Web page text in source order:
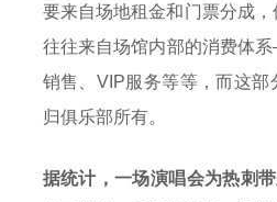
要来自场地租金和门票分成
往往来自场馆内部的消费体
销售、VIP服务等等，而这部
归俱乐部所有。
据统计，一场演唱会为热刺